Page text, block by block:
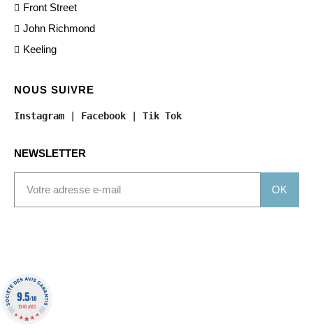
Front Street
John Richmond
Keeling
NOUS SUIVRE
Instagram Facebook Tik Tok
NEWSLETTER
OK
9.5/10
1340 AVIS